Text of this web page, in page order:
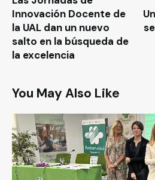
Innovación Docente de
la UAL dan un nuevo
salto en la búsqueda de
la excelencia
You May Also Like